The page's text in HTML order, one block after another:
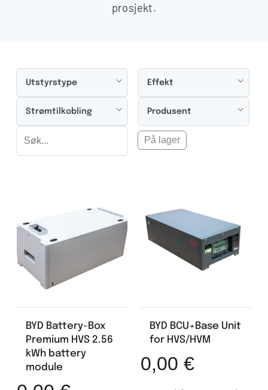
prosjekt.
Utstyrstype Effekt
Strømtilkobling Produsent
På lager
BYD Battery-Box
Premium HVS 2.56
kWh battery
module
BYD BCU+Base Unit
for HVS/HVM
0,00 €